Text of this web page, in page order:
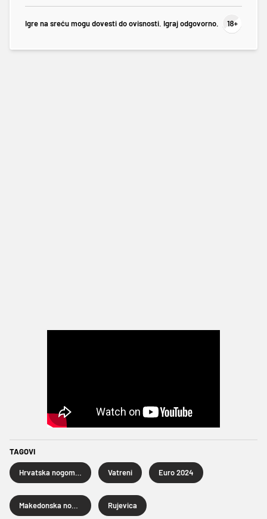
Igre na sreću mogu dovesti do ovisnosti. Igraj odgovorno.
TAGOVI
Vatreni Euro 2024
Rujevica